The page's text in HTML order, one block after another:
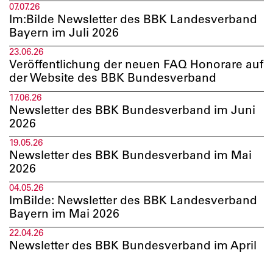
07.07.26
Im:Bilde Newsletter des BBK Landesverband
Bayern im Juli 2026
23.06.26
Veröffentlichung der neuen FAQ Honorare auf
der Website des BBK Bundesverband
17.06.26
Newsletter des BBK Bundesverband im Juni
2026
19.05.26
Newsletter des BBK Bundesverband im Mai
2026
04.05.26
ImBilde: Newsletter des BBK Landesverband
Bayern im Mai 2026
22.04.26
Newsletter des BBK Bundesverband im April